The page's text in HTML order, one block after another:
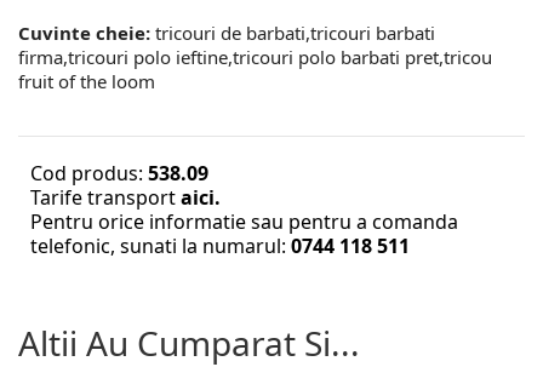
Cuvinte cheie: tricouri de barbati,tricouri barbati
firma,tricouri polo ieftine,tricouri polo barbati pret,tricou
fruit of the loom
Cod produs: 538.09
Tarife transportaici.
Pentru orice informatie sau pentru a comanda
telefonic, sunati la numarul: 0744 118 511
Altii Au Cumparat Si...